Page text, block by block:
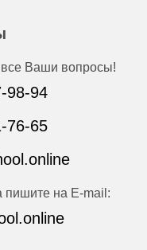
Ваши вопросы!
98-94
76-65
пишите на E-mail: